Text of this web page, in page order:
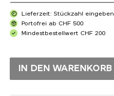
Lieferzeit: Stückzahl eingeben
Portofrei ab CHF 500
Mindestbestellwert CHF 200
IN DEN WARENKORB